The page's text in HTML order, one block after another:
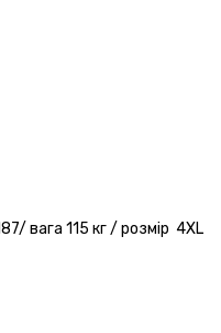
вага 115 кг / розмір 4XL